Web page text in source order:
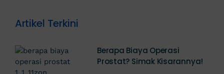
Artikel Terkini
Berapa Biaya Operasi
Prostat? Simak Kisarannya!